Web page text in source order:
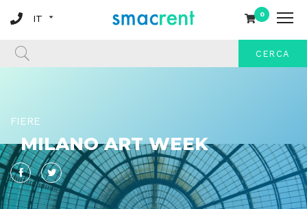
0
CERCA
FIERE
MILANO ART WEEK
FacebookTwitter